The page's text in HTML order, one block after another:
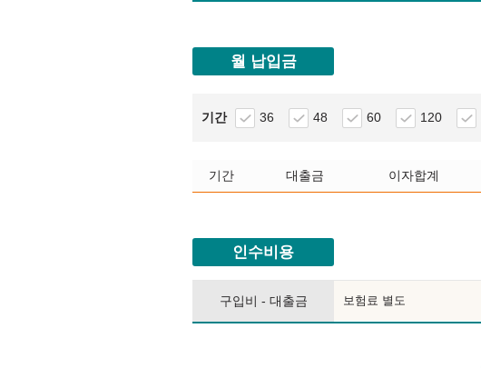
월 납입금
기간 36 48 60 120
기간 대출금 이자합계
인수비용
구입비 - 대출금 보험료 별도